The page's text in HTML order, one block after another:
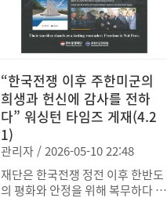
“한국전쟁 이후 주한미군의
희생과 헌신에 감사를 전하
다” 워싱턴 타임즈 게재(4.2
1)
관리자 / 2026-05-10 22:48
재단은 한국전쟁 정전 이후 한반도
의 평화와 안정을 위해 복무하다 전